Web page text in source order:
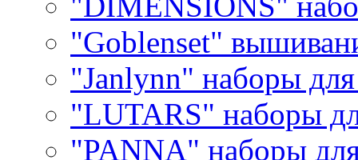
"Goblenset"
"Janlynn" наборы
"LUTARS" наборы
"PANNA" наборы